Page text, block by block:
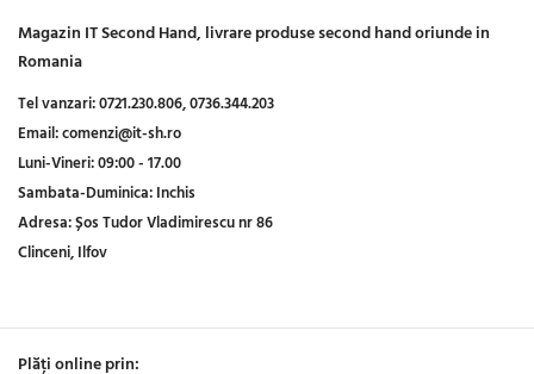
Magazin IT Second Hand, livrare produse second hand oriunde in
Romania
Tel vanzari:0721.230.806,0736.344.203
Email:comenzi@it-sh.ro
Luni-Vineri:09:00 - 17.00
Sambata-Duminica:Inchis
Adresa:Șos Tudor Vladimirescu nr 86
Clinceni, Ilfov
Plăți online prin: